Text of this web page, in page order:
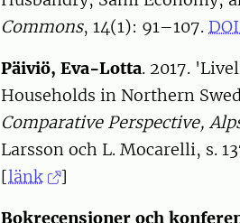
Commons, 14(1): 91–107.
Päiviö, Eva-Lotta. 2017.
Households in Northern
Comparative Perspective,
Larsson och L. Mocarelli, s.
[länk
]
Bokrecensioner och